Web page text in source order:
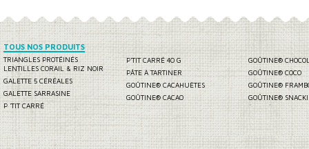
TOUS NOS PRODUITS
TRIANGLES PROTÉINÉS
LENTILLES CORAIL & RIZ NOIR
GALETTE 5 CÉRÉALES
GALETTE SARRASINE
P 'TIT CARRÉ
P'TIT CARRÉ 40 G
PÂTE À TARTINER
GOÛTINE® CACAHUÈTES
GOÛTINE® CACAO
GOÛTINE®
GOÛTINE® COCO
GOÛTINE®
GOÛTINE®